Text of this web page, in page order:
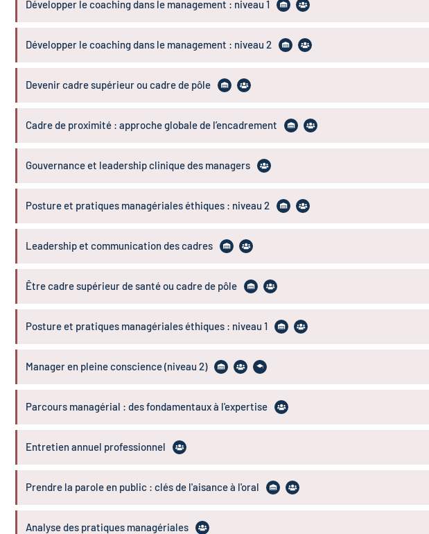
Développer le coaching dans le management : niveau 1
Développer le coaching dans le management : niveau 2
Devenir cadre supérieur ou cadre de pôle
Cadre de proximité : approche globale de l’encadrement
Gouvernance et leadership clinique des managers
Posture et pratiques managériales éthiques : niveau 2
Leadership et communication des cadres
Être cadre supérieur de santé ou cadre de pôle
Posture et pratiques managériales éthiques : niveau 1
Manager en pleine conscience (niveau 2)
Parcours managérial : des fondamentaux à l'expertise
Entretien annuel professionnel
Prendre la parole en public : clés de l'aisance à l'oral
Analyse des pratiques managériales